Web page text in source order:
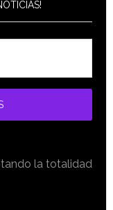
la totalidad